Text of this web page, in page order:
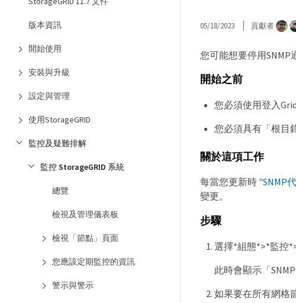
版本資訊
開始使用
安裝與升級
設定與管理
使用StorageGRID
監控及疑難排解
監控 StorageGRID 系統
總覽
檢視及管理儀表板
檢視「節點」頁面
您應該定期監控的資訊
警示與警示
05/18/2023 貢獻者
您可能想要停用SNMP
開始之前
您必須使用登入
您必須具有「根目
關於這項工作
每當您更新時 "SNMP
變更。
步驟
選擇*組態*>*監控
此時會顯示「
如果要在所有網格